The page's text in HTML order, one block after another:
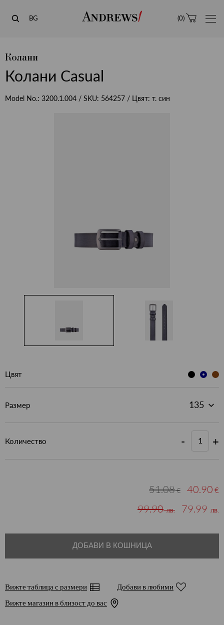
Andrews
BG (0)
Колани
Колани Casual
Model No.: 3200.1.004 / SKU: 564257 / Цвят: т. син
Цвят
Размер
Количество - +
51.08€ 40.90 €
99.90лв. 79.99 лв.
ДОБАВИ В КОШНИЦА
Вижте таблица с размери
Добави в любими
Вижте магазин в близост до вас